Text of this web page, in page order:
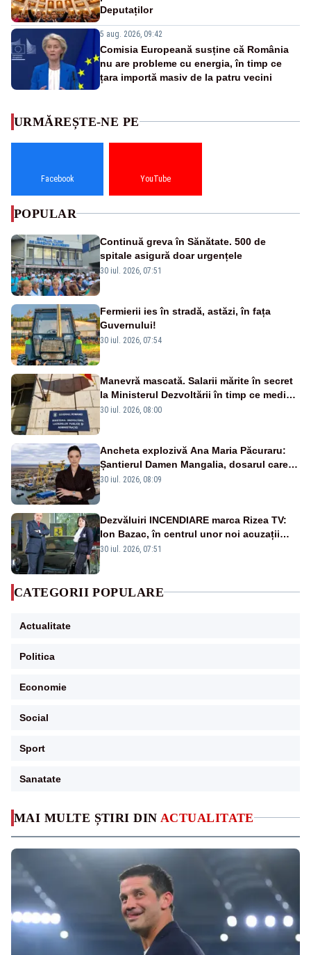
Deputaților
5 aug. 2026, 09:42
Comisia Europeană susține că România
nu are probleme cu energia, în timp ce
țara importă masiv de la patru vecini
MAI MULTE ȘTIRI DIN ACTUALITATE
URMĂREȘTE-NE PE
Facebook YouTube
POPULAR
Continuă greva în Sănătate. 500 de
spitale asigură doar urgențele
30 iul. 2026, 07:51
Fermierii ies în stradă, astăzi, în fața
Guvernului!
30 iul. 2026, 07:54
Manevră mascată. Salarii mărite în secret
la Ministerul Dezvoltării în timp ce medicii
ies în stradă
30 iul. 2026, 08:00
Ancheta explozivă Ana Maria Păcuraru:
Șantierul Damen Mangalia, dosarul care
scufundă apărarea României
30 iul. 2026, 08:09
Dezvăluiri INCENDIARE marca Rizea TV:
Ion Bazac, în centrul unor noi acuzații
publice
30 iul. 2026, 07:51
CATEGORII POPULARE
Actualitate
Politica
Economie
Social
Sport
Sanatate